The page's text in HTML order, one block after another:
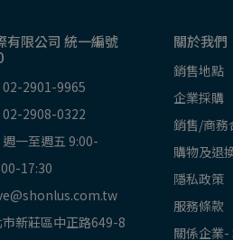
有限公司 統一編號
02-2901-9965
02-2908-0322
一至週五 9:00-
17:30
新莊區中正路649-8
關於我們
銷售地點
企業採購
銷售/商務
購物及退
隱私政策
服務條款
關係企業-